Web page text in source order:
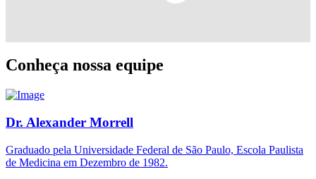
Conheça nossa equipe
Dr. Alexander Morrell
Graduado pela Universidade Federal de São Paulo, Escola Paulista
de Medicina em Dezembro de 1982.